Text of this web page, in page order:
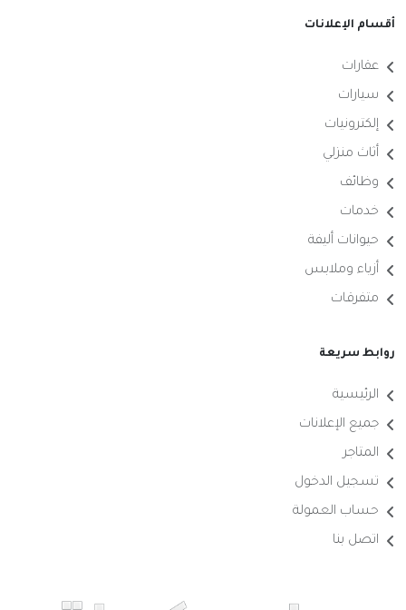
أقسام الإعلانات
عقارات
سيارات
إلكترونيات
أثاث منزلي
وظائف
خدمات
حيوانات أليفة
أزياء وملابس
متفرقات
روابط سريعة
الرئيسية
جميع الإعلانات
المتاجر
تسجيل الدخول
حساب العمولة
اتصل بنا